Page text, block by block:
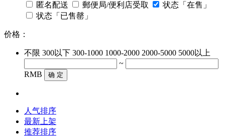
匿名配送
郵便局/便利店受取
状态「在售」
状态「已售罄」
价格：
不限 300以下 300-1000 1000-2000 2000-5000 5000以上
~
RMB
确 定
人气排序
最新上架
推荐排序